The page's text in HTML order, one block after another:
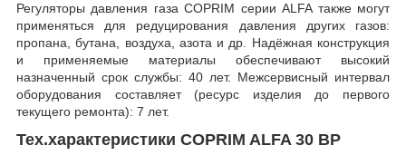
Регуляторы давления газа COPRIM серии ALFA также могут
применяться для редуцирования давления других газов:
пропана, бутана, воздуха, азота и др. Надёжная конструкция
и применяемые материалы обеспечивают высокий
назначенный срок службы: 40 лет. Межсервисный интервал
оборудования составляет (ресурс изделия до первого
текущего ремонта): 7 лет.
Тех.характеристики COPRIM ALFA 30 BP